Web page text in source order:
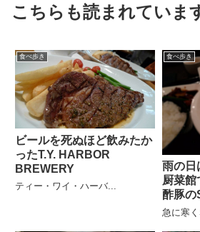
こちらも読まれていま
食べ歩き
ビールを死ぬほど飲みたか
ったT.Y. HARBOR
BREWERY
ティー・ワイ・ハーバ...
食べ歩き
雨の日
厨菜館
酢豚の
急に寒く